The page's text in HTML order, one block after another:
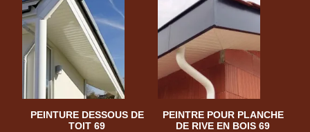
PEINTURE DESSOUS DE
TOIT 69
PEINTRE POUR PLANCHE
DE RIVE EN BOIS 69